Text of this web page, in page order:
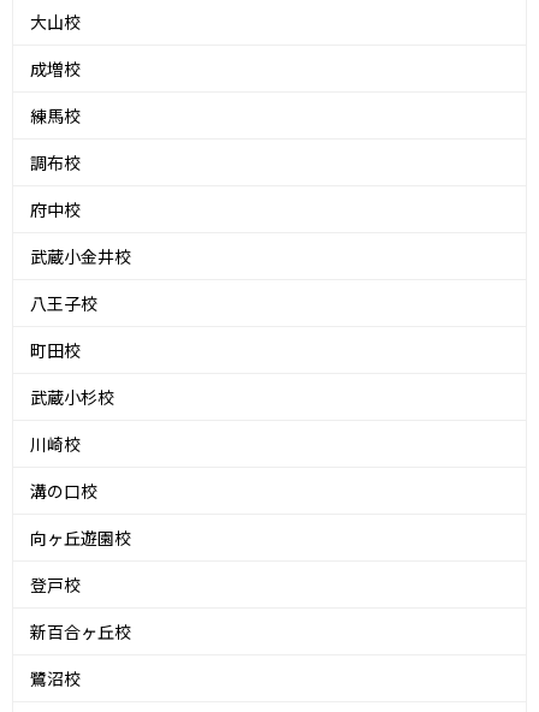
大山校
成増校
練馬校
調布校
府中校
武蔵小金井校
八王子校
町田校
武蔵小杉校
川崎校
溝の口校
向ヶ丘遊園校
登戸校
新百合ヶ丘校
鷺沼校